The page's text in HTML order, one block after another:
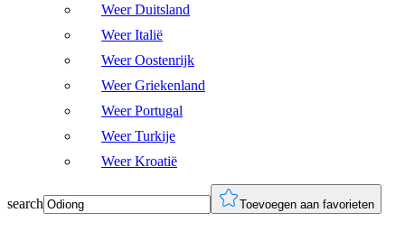
Weer Duitsland
Weer Italië
Weer Oostenrijk
Weer Griekenland
Weer Portugal
Weer Turkije
Weer Kroatië
search Toevoegen aan favorieten